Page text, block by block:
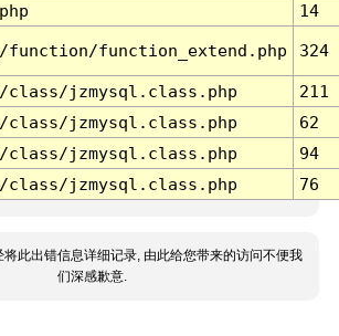
14
function/function_extend.php 324
class/jzmysql.class.php
211
class/jzmysql.class.php
62
class/jzmysql.class.php
94
class/jzmysql.class.php 76
将此出错信息详细记录, 由此给您带来的访问不便我
们深感歉意.